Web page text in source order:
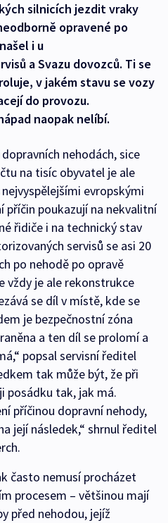
silnicích jezdit vraky
opravené po
i u
a Svazu dovozců. Ti se
v jakém stavu se vozy
do provozu.
naopak nelíbí.
nehodách, sice
na tisíc obyvatel je ale
evropskými
příčin poukazují na nekvalitní
řidiče i na technický stav
servisů se asi 20
po nehodě po opravě
vždy je ale rekonstrukce
se díl v místě, kde se
je bezpečnostní zóna
a ten díl se prolomí a
popsal servisní ředitel
tak může být, že při
posádku tak, jak má.
příčinou dopravní nehody,
její následek,“ shrnul ředitel
často nemusí procházet
procesem – většinou mají
před nehodou, jejíž